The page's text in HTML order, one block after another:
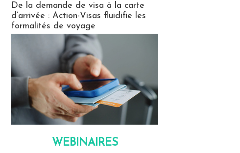
De la demande de visa à la carte
d’arrivée : Action-Visas fluidifie les
formalités de voyage
WEBINAIRES